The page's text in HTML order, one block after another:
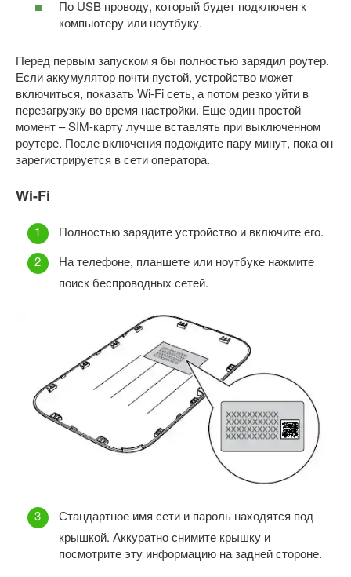
По USB проводу, который будет подключен к
компьютеру или ноутбуку.
Перед первым запуском я бы полностью зарядил роутер.
Если аккумулятор почти пустой, устройство может
включиться, показать Wi-Fi сеть, а потом резко уйти в
перезагрузку во время настройки. Еще один простой
момент – SIM-карту лучше вставлять при выключенном
роутере. После включения подождите пару минут, пока он
зарегистрируется в сети оператора.
Wi-Fi
Полностью зарядите устройство и включите его.
На телефоне, планшете или ноутбуке нажмите
поиск беспроводных сетей.
Стандартное имя сети и пароль находятся под
крышкой. Аккуратно снимите крышку и
посмотрите эту информацию на задней стороне.